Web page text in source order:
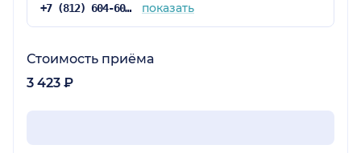
+7 (812) 604-60-54 показать
Стоимость приёма
3 423 ₽